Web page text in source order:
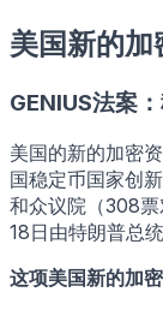
美国新的
GENIUS法案
美国的新的加密
国稳定币国家创
和众议院（308
18日由特朗普总统
这项美国新的加